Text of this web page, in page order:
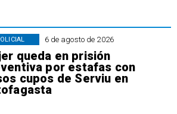
6 de agosto de 2026
queda en prisión
por estafas con
cupos de Serviu en